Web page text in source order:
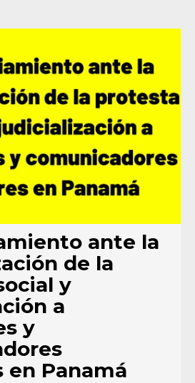
ante la
de la
y
a
y
en Panamá